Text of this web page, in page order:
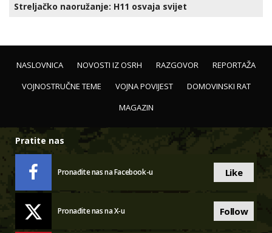
Streljačko naoružanje: H11 osvaja svijet
NASLOVNICA NOVOSTI IZ OSRH RAZGOVOR
REPORTAŽA
VOJNOSTRUČNE TEME
VOJNA POVIJEST
DOMOVINSKI RAT
MAGAZIN
Pratite nas
Pronađite nas na Facebook-u Like
Pronađite nas na X-u Follow